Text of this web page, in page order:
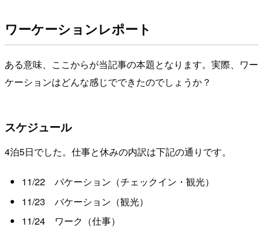
ワーケーションレポート
ある意味、ここからが当記事の本題となります。実際、ワー
ケーションはどんな感じでできたのでしょうか？
スケジュール
4泊5日でした。仕事と休みの内訳は下記の通りです。
11/22 バケーション（チェックイン・観光）
11/23 バケーション（観光）
11/24 ワーク（仕事）